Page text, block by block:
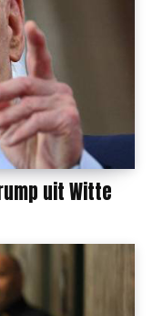
uit Witte